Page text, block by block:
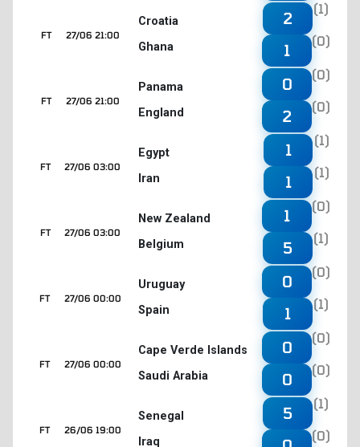
27/06 21:00
FT
Croatia
Ghana
2
(1)
1
(0)
27/06 21:00
FT
Panama
England
0
(0)
2
(0)
27/06 03:00
FT
Egypt
Iran
1
(1)
1
(1)
27/06 03:00
FT
New Zealand
Belgium
1
(0)
5
(1)
27/06 00:00
FT
Uruguay
Spain
0
(0)
1
(1)
27/06 00:00
FT
Cape Verde Islands
Saudi Arabia
0
(0)
0
(0)
26/06 19:00
FT
Senegal
Iraq
5
(1)
(0)